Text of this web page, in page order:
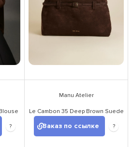
?
Manu Atelier
Le Cambon 35 Deep Brown Suede
Заказ по ссылке ?